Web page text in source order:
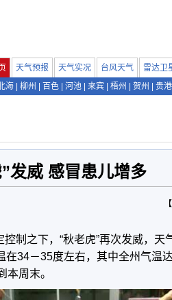
天气预报 天气实况 台风天气 雷达卫
海 柳州 百色 河池 来宾 梧州 贺州 贵港
发威 感冒患儿增多
制之下，“秋老虎”再次发威，天
34－35度左右，其中全州气温
本周末。